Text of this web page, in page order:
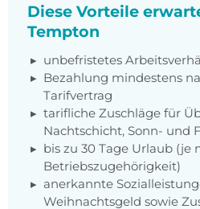
Diese Vorteile
Tempton
unbefristetes
Bezahlung mindestens
Tarifvertrag
tarifliche Zuschläge für
Nachtschicht, Sonn- und
bis zu 30 Tage Urlaub (je
Betriebszugehörigkeit)
anerkannte
Weihnachtsgeld sowie